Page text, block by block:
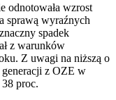
odnotowała wzrost
sprawą wyraźnych
spadek
z warunków
Z uwagi na niższą o
generacji z OZE w
proc.